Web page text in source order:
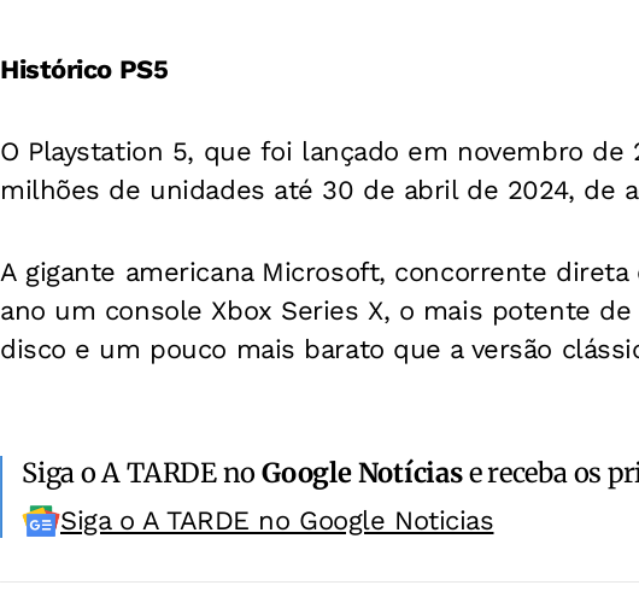
Histórico PS5
O Playstation 5, que foi lançado em novembro de
milhões de unidades até 30 de abril de 2024, de
A gigante americana Microsoft, concorrente direta
ano um console Xbox Series X, o mais potente
disco e um pouco mais barato que a versão
Siga o A TARDE noGoogle Notíciase receba os
Siga o A TARDE no Google Noticias